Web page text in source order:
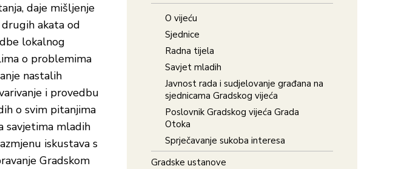
daje mišljenje
akata od
lokalnog
o problemima
nastalih
i provedbu
o svim pitanjima
savjetima mladih
iskustava s
Gradskom
O vijeću
Sjednice
Radna tijela
Savjet mladih
Javnost rada i sudjelovanje građana na
sjednicama Gradskog vijeća
Poslovnik Gradskog vijeća Grada
Otoka
Sprječavanje sukoba interesa
Gradske ustanove